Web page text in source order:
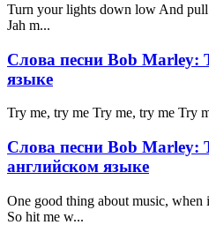
Turn your lights down low And
Jah m...
Слова песни Bob Marley:
языке
Try me, try me Try me, try me Try
Слова песни Bob Marley:
английском языке
One good thing about music,
So hit me w...